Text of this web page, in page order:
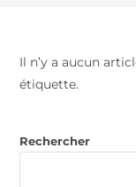
Il n’y a aucun
étiquette.
Rechercher